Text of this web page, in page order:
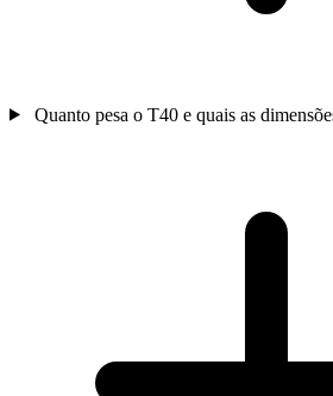
Quanto pesa o T40 e quais as